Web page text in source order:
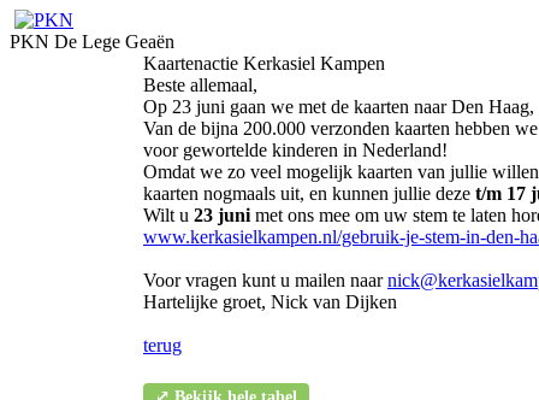
PKN De Lege Geaën
Kaartenactie Kerkasiel Kampen
Beste allemaal,
Op 23 juni gaan we met de kaarten naar Den
Van de bijna 200.000 verzonden kaarten hebben
voor gewortelde kinderen in Nederland!
Omdat we zo veel mogelijk kaarten van jullie
kaarten nogmaals uit, en kunnen jullie deze t/m 17
Wilt u 23 juni met ons mee om uw stem te laten
www.kerkasielkampen.nl/gebruik-je-stem-in-den-
Voor vragen kunt u mailen naar
Hartelijke groet, Nick van Dijken
terug